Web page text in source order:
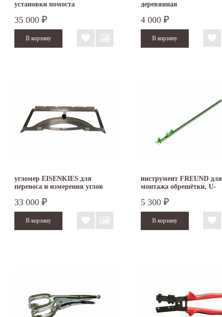
установки помоста
35 000 ₽
деревянная
4 000 ₽
угломер EISENKIES для
переноса и измерения углов
33 000 ₽
инструмент FREUND для
монтажа обрешётки, U-
5 300 ₽